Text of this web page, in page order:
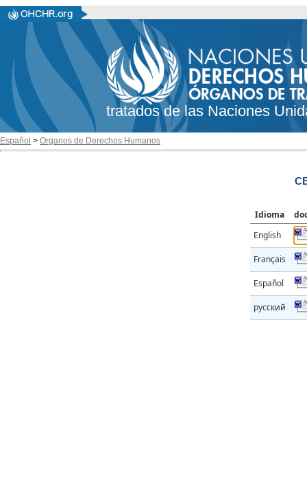
tratados de las Naciones
Español > Organos de Derechos Humanos
Idioma
English
Français
Español
русский